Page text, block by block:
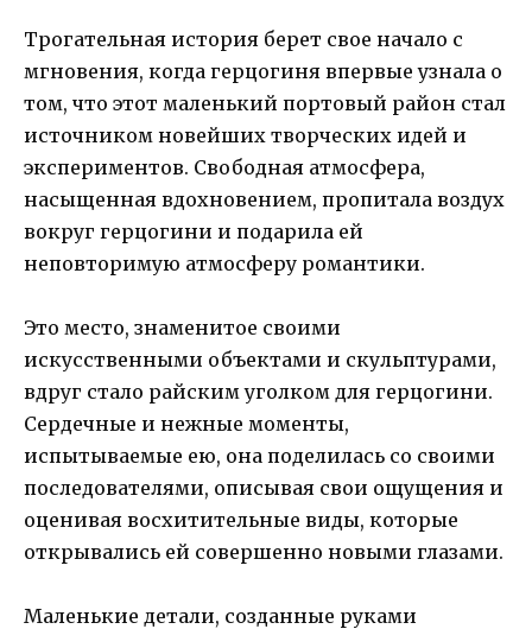
Трогательная история берет свое начало с
мгновения, когда герцогиня впервые узнала о
том, что этот маленький портовый район стал
источником новейших творческих идей и
экспериментов. Свободная атмосфера,
насыщенная вдохновением, пропитала воздух
вокруг герцогини и подарила ей
неповторимую атмосферу романтики.
Это место, знаменитое своими
искусственными объектами и скульптурами,
вдруг стало райским уголком для герцогини.
Сердечные и нежные моменты,
испытываемые ею, она поделилась со своими
последователями, описывая свои ощущения и
оценивая восхитительные виды, которые
открывались ей совершенно новыми глазами.
Маленькие детали, созданные руками